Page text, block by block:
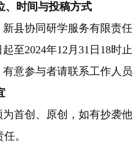
、时间与投稿方式
县协同研学服务有限责
至2024年12月31日18时
意参与者请联系工作人
首创、原创，如有抄袭
。